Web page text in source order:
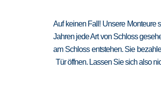
Auf keinen Fall! Unsere Monteure
Jahren jede Art von Schloss
am Schloss entstehen. Sie
Tür öffnen. Lassen Sie sich also